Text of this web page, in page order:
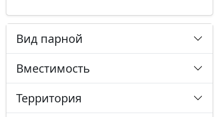
Вид парной
Вместимость
Территория